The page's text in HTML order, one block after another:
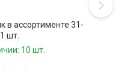
в ассортименте 31-
шт.
10 шт.